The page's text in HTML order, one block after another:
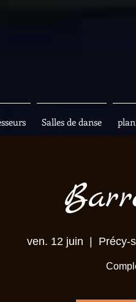
Salles de danse
ven. 12 juin Précy-